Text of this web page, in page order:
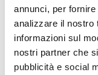
annunci, per
analizzare il nostro
informazioni sul
nostri partner che
pubblicità e social